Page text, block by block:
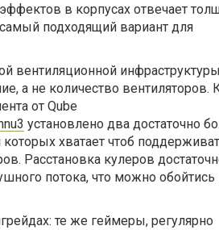
в корпусах отвечает
подходящий вариант для
вентиляционной инфраструктуры
а не количество вентиляторов.
от Qube
установлено два достаточно
хватает чтоб
Расстановка кулеров
потока, что можно обойтись
те же геймеры, регулярно